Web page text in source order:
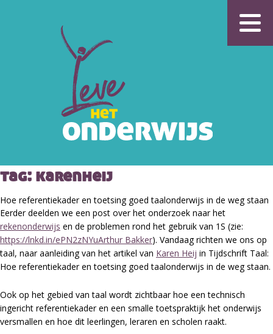
tag: karenheij
Hoe referentiekader en toetsing goed taalonderwijs in de weg staan
Eerder deelden we een post over het onderzoek naar het
rekenonderwijs en de problemen rond het gebruik van 1S (zie:
https://lnkd.in/ePN2zNYuArthur Bakker). Vandaag richten we ons op
taal, naar aanleiding van het artikel van Karen Heij in Tijdschrift Taal:
Hoe referentiekader en toetsing goed taalonderwijs in de weg staan.
Ook op het gebied van taal wordt zichtbaar hoe een technisch
ingericht referentiekader en een smalle toetspraktijk het onderwijs
versmallen en hoe dit leerlingen, leraren en scholen raakt.